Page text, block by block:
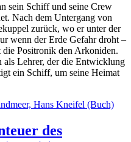
sein Schiff und seine Crew
Nach dem Untergang von
zurück, wo er unter der
wenn der Erde Gefahr droht –
Positronik den Arkoniden.
als Lehrer, der die Entwicklung
ein Schiff, um seine Heimat
Hans Kneifel (Buch)
des